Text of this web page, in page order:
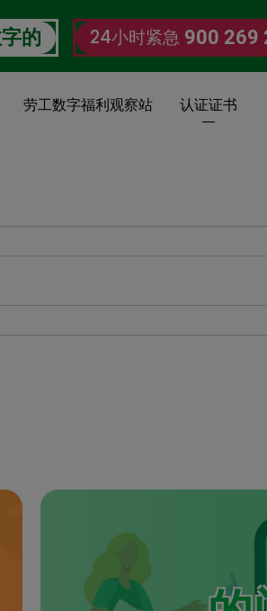
的 24小时紧急 900 269
劳工数字福利观察站 认证证书